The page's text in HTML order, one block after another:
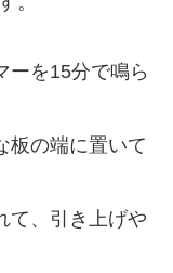
ーを15分で鳴ら
板の端に置いて
て、引き上げや